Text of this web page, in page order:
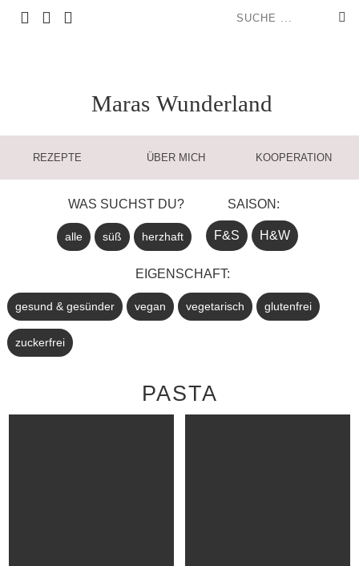
Maras Wunderland
REZEPTE ÜBER MICH KOOPERATION
WAS SUCHST DU?
alle süß herzhaft
SAISON:
F&S H&W
EIGENSCHAFT:
gesund & gesünder vegan vegetarisch glutenfrei
zuckerfrei
PASTA